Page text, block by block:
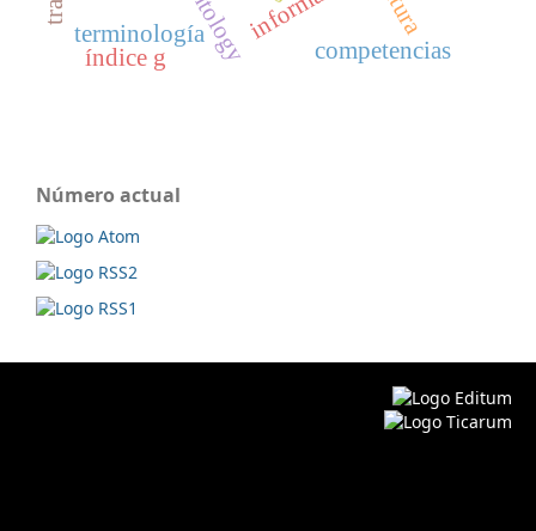
terminología
competencias
índice g
Número actual